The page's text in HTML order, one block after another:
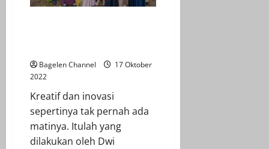
Bagelen Channel
17 Oktober
2022
Kreatif dan inovasi
sepertinya tak pernah ada
matinya. Itulah yang
dilakukan oleh Dwi